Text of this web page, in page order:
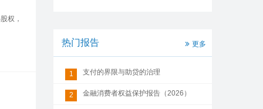
权，
热门报告 更多
1 支付的界限与助贷的治理
2 金融消费者权益保护报告（2026）